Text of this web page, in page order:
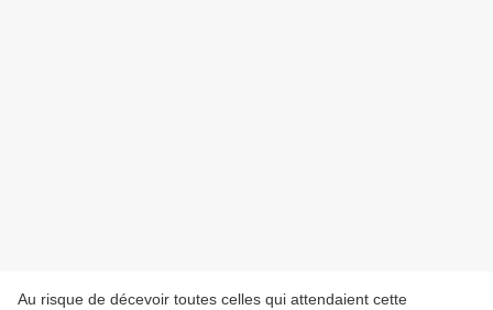
Au risque de décevoir toutes celles qui attendaient cette